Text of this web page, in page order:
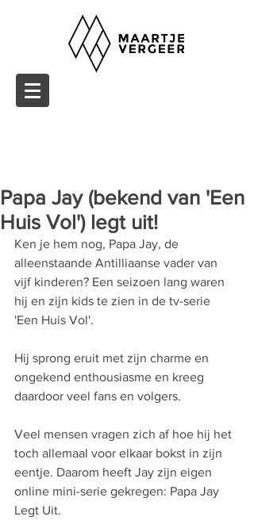
Papa Jay (bekend van 'Een
Huis Vol') legt uit!
Ken je hem nog, Papa Jay, de
alleenstaande Antilliaanse vader van
vijf kinderen? Een seizoen lang waren
hij en zijn kids te zien in de tv-serie
'Een Huis Vol'.
Hij sprong eruit met zijn charme en
ongekend enthousiasme en kreeg
daardoor veel fans en volgers.
Veel mensen vragen zich af hoe hij het
toch allemaal voor elkaar bokst in zijn
eentje. Daarom heeft Jay zijn eigen
online mini-serie gekregen: Papa Jay
Legt Uit.